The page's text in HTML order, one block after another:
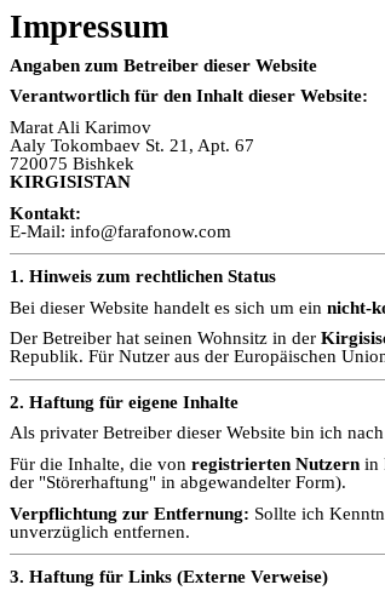
Impressum
Angaben zum Betreiber dieser Website
Verantwortlich für den Inhalt dieser Website:
Marat Ali Karimov
Aaly Tokombaev St. 21, Apt. 67
720075 Bishkek
KIRGISISTAN
Kontakt:
E-Mail: info@farafonow.com
1. Hinweis zum rechtlichen Status
Bei dieser Website handelt es sich um ein nicht-
Der Betreiber hat seinen Wohnsitz in der
Republik. Für Nutzer aus der Europäischen
2. Haftung für eigene Inhalte
Als privater Betreiber dieser Website bin ich
Für die Inhalte, die von registrierten Nutzern in
der "Störerhaftung" in abgewandelter Form).
Verpflichtung zur Entfernung: Sollte ich
unverzüglich entfernen.
3. Haftung für Links (Externe Verweise)